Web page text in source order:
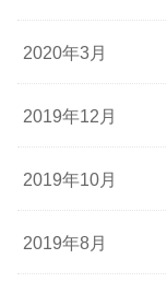
2020年3月
2019年12月
2019年10月
2019年8月